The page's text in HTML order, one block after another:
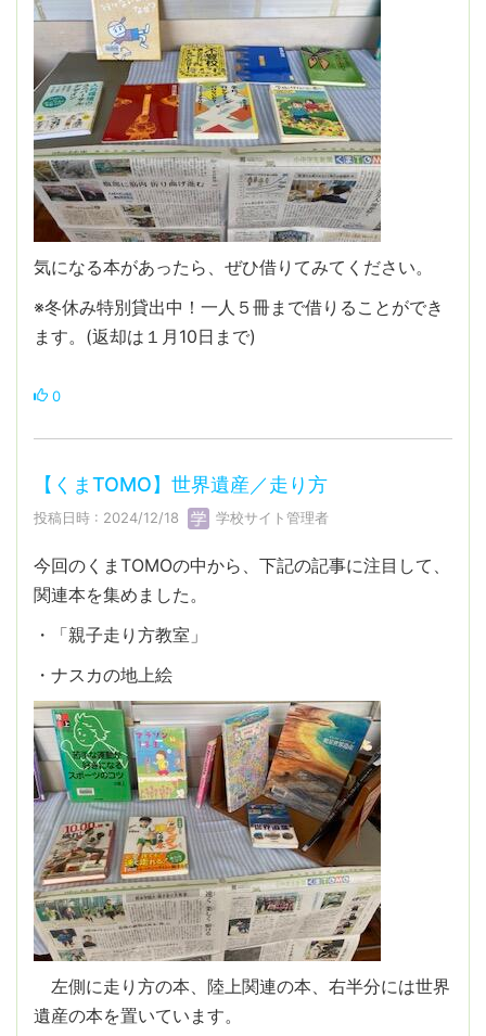
気になる本があったら、ぜひ借りてみてください。
※冬休み特別貸出中！一人５冊まで借りることができ
ます。(返却は１月10日まで)
0
【くまTOMO】世界遺産／走り方
投稿日時 : 2024/12/18 学校サイト管理者
今回のくまTOMOの中から、下記の記事に注目して、
関連本を集めました。
・「親子走り方教室」
・ナスカの地上絵
左側に走り方の本、陸上関連の本、右半分には世界
遺産の本を置いています。